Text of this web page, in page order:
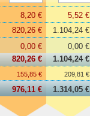
8,20 €
5,52 €
820,26 €
1.104,24 €
0,00 €
0,00 €
820,26 € 1.104,24 €
155,85 € 209,81 €
976,11 € 1.314,05 €